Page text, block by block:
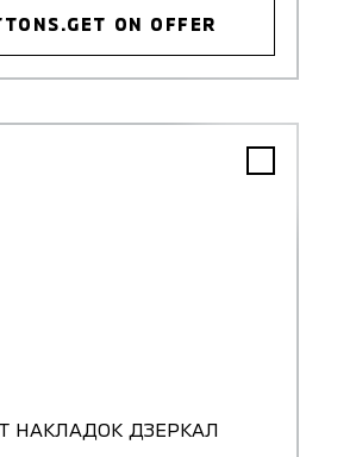
ON OFFER
НАКЛАДОК ДЗЕРКАЛ